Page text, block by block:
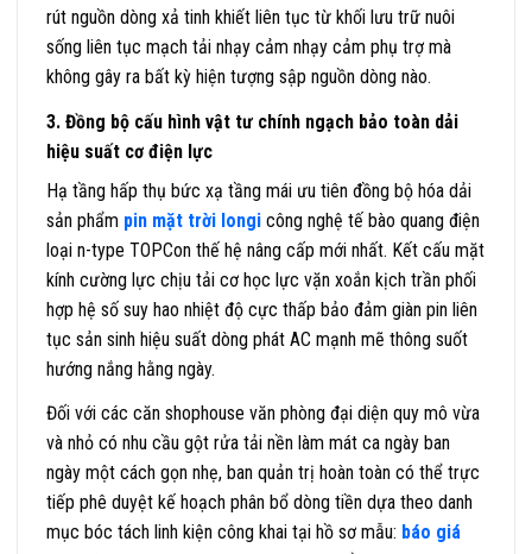
rút nguồn dòng xả tinh khiết liên tục từ khối lưu trữ nuôi
sống liên tục mạch tải nhạy cảm nhạy cảm phụ trợ mà
không gây ra bất kỳ hiện tượng sập nguồn dòng nào.
3. Đồng bộ cấu hình vật tư chính ngạch bảo toàn dải
hiệu suất cơ điện lực
Hạ tầng hấp thụ bức xạ tầng mái ưu tiên đồng bộ hóa dải
sản phẩm pin mặt trời longi công nghệ tế bào quang điện
loại n-type TOPCon thế hệ nâng cấp mới nhất. Kết cấu mặt
kính cường lực chịu tải cơ học lực vặn xoắn kịch trần phối
hợp hệ số suy hao nhiệt độ cực thấp bảo đảm giàn pin liên
tục sản sinh hiệu suất dòng phát AC mạnh mẽ thông suốt
hướng nắng hằng ngày.
Đối với các căn shophouse văn phòng đại diện quy mô vừa
và nhỏ có nhu cầu gột rửa tải nền làm mát ca ngày ban
ngày một cách gọn nhẹ, ban quản trị hoàn toàn có thể trực
tiếp phê duyệt kế hoạch phân bổ dòng tiền dựa theo danh
mục bóc tách linh kiện công khai tại hồ sơ mẫu: báo giá